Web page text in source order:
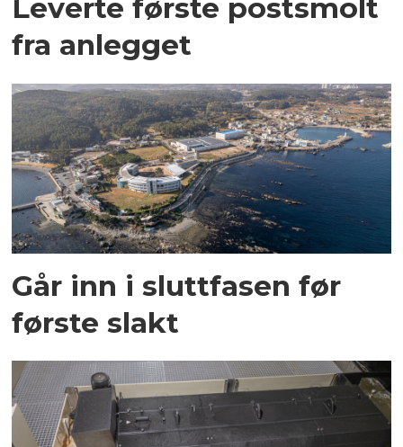
Leverte første postsmolt
fra anlegget
Går inn i sluttfasen før
første slakt